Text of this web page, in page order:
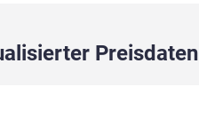
Preisdaten